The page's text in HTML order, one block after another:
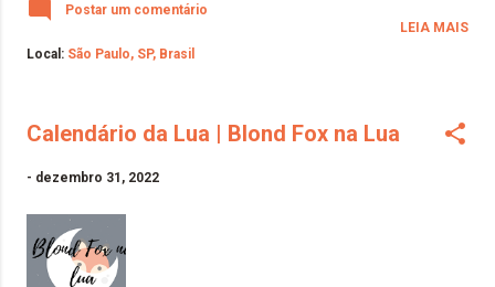
Postar um comentário
Local: São Paulo, SP, Brasil
LEIA MAIS
Calendário da Lua | Blond Fox na Lua
- dezembro 31, 2022